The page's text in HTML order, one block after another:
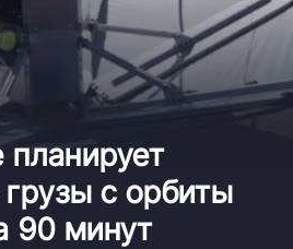
планирует
с орбиты
90 минут